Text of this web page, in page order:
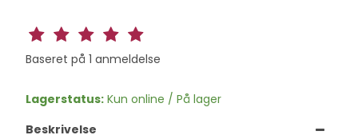
Baseret på 1 anmeldelse
Lagerstatus: Kun online / På lager
Beskrivelse